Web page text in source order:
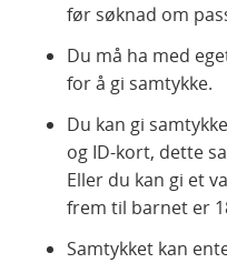
før søknad om
Du må ha med
for å gi samtykke.
Du kan gi
og ID-kort, dette
Eller du kan gi et
frem til barnet er
Samtykket kan